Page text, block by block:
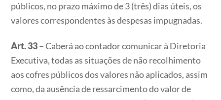
públicos, no prazo máximo de 3 (três) dias úteis, os
valores correspondentes às despesas impugnadas.
Art. 33– Caberá ao contador comunicar à Diretoria
Executiva, todas as situações de não recolhimento
aos cofres públicos dos valores não aplicados, assim
como, da ausência de ressarcimento do valor de